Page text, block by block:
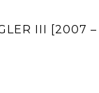
III [2007 –